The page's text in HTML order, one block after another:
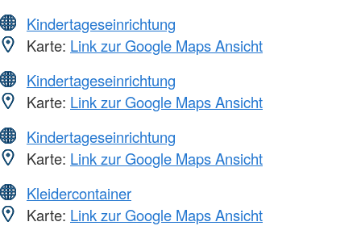
Kindertageseinrichtung
Karte: Link zur Google Maps Ansicht
Kindertageseinrichtung
Karte: Link zur Google Maps Ansicht
Kindertageseinrichtung
Karte: Link zur Google Maps Ansicht
Kleidercontainer
Karte: Link zur Google Maps Ansicht